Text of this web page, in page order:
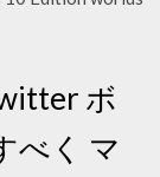
ボ
べく マ